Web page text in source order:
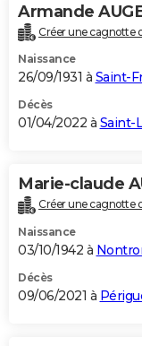
Armande
Créer une cagnotte
Naissance
26/09/1931 à Saint-
Décès
01/04/2022 à Saint-
Marie-claude
Créer une cagnotte
Naissance
03/10/1942 à
Décès
09/06/2021 à